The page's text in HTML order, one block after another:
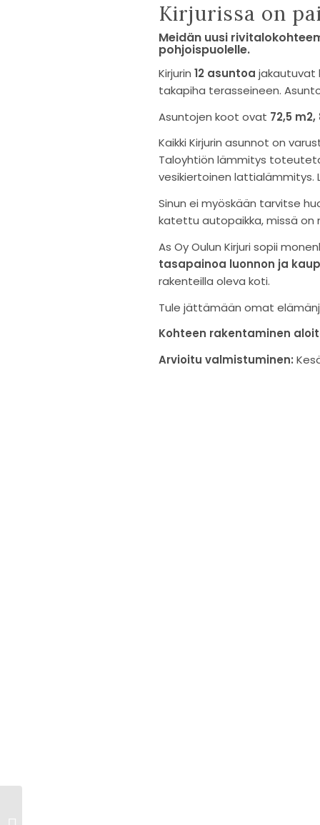
Kirjurissa on
Meidän uusi
pohjoispuolelle.
Kirjurin 12 asuntoa jakautuvat
takapiha terasseineen.
Asuntojen koot ovat 72,5
Kaikki Kirjurin asunnot on
Taloyhtiön lämmitys
vesikiertoinen lattialämmitys.
Sinun ei myöskään tarvitse
katettu autopaikka, missä on
As Oy Oulun Kirjuri sopii
tasapainoa luonnon ja
rakenteilla oleva koti.
Tule jättämään omat
Kohteen rakentaminen
Arvioitu valmistuminen: